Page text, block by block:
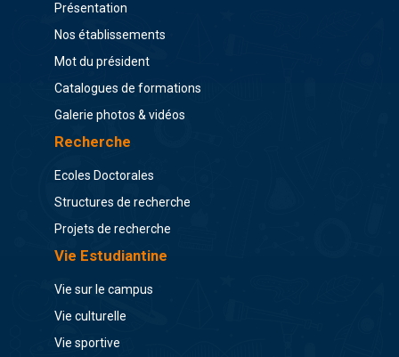
Présentation
Nos établissements
Mot du président
Catalogues de formations
Galerie photos & vidéos
Recherche
Ecoles Doctorales
Structures de recherche
Projets de recherche
Vie Estudiantine
Vie sur le campus
Vie culturelle
Vie sportive